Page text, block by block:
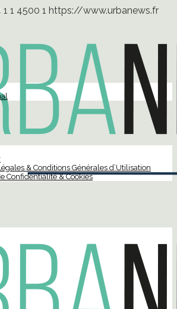
1 1 4500 1 https://www.urbanews.fr
& Conditions Générales d’Utilisation
Confidentialité & Cookies